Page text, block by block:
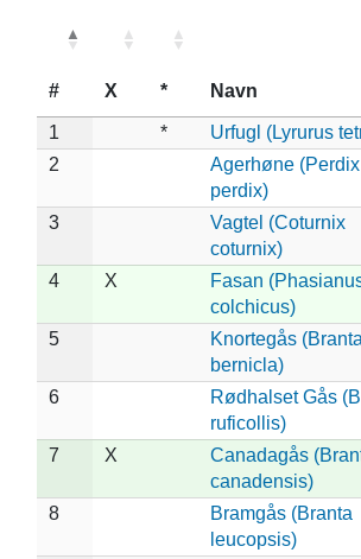
# X * Navn
1 * Urfugl (Lyrurus
2
Agerhøne (Perdix
perdix)
3
Vagtel (Coturnix
coturnix)
4 X
Fasan
colchicus)
5
Knortegås (Branta
bernicla)
6
Rødhalset Gås
ruficollis)
7 X
Canadagås
canadensis)
8
Bramgås (Branta
leucopsis)